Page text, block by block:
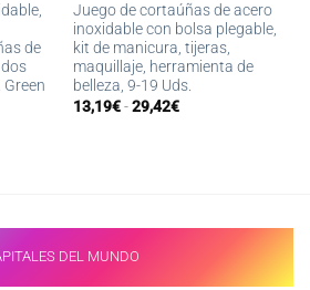
de
Juego de cortaúñas de acero
inoxidable con bolsa plegable,
kit de manicura, tijeras,
maquillaje, herramienta de
belleza, 9-19 Uds.
13,19€ - 29,42€Rango
DEL MUNDO